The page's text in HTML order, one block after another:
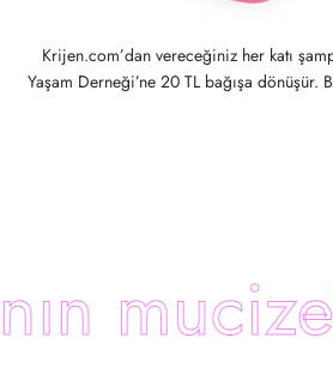
Krijen.com’dan vereceğiniz her katı
Yaşam Derneği’ne 20 TL bağışa